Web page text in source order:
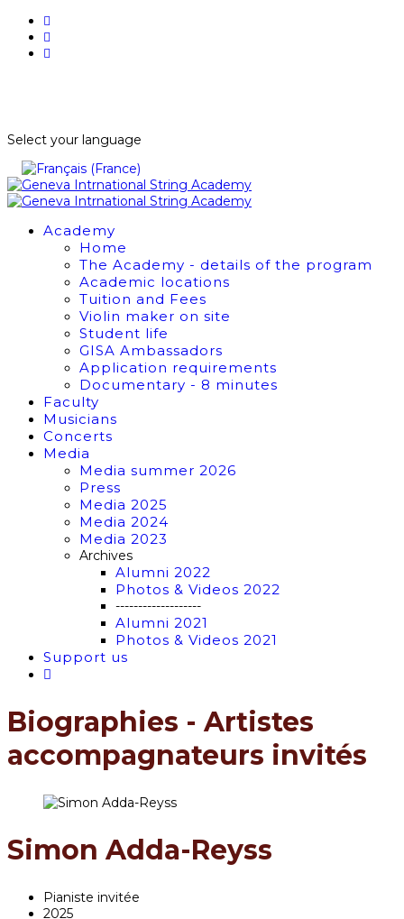
Select your language
Academy
Home
The Academy - details of the program
Academic locations
Tuition and Fees
Violin maker on site
Student life
GISA Ambassadors
Application requirements
Documentary - 8 minutes
Faculty
Musicians
Concerts
Media
Media summer 2026
Press
Media 2025
Media 2024
Media 2023
Archives
Alumni 2022
Photos & Videos 2022
-------------------
Alumni 2021
Photos & Videos 2021
Support us
Biographies - Artistes
accompagnateurs invités
Simon Adda-Reyss
Pianiste invitée
2025